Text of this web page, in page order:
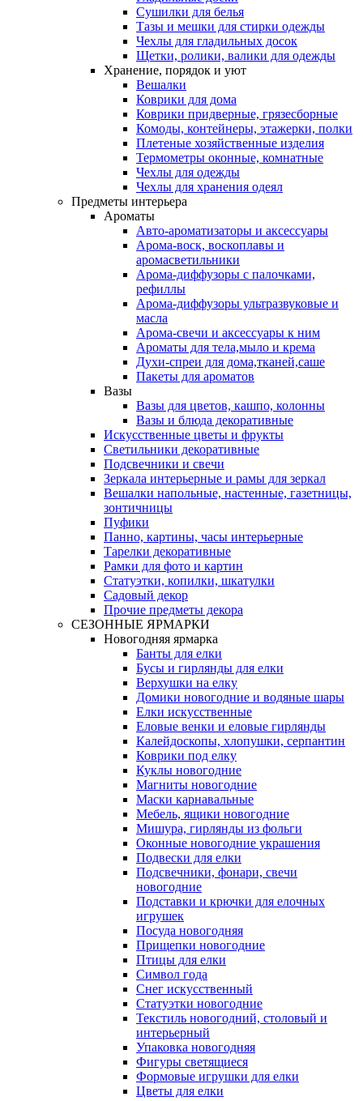
Сушилки для белья
Тазы и мешки для стирки одежды
Чехлы для гладильных досок
Щетки, ролики, валики для одежды
Хранение, порядок и уют
Вешалки
Коврики для дома
Коврики придверные, грязесборные
Комоды, контейнеры, этажерки, полки
Плетеные хозяйственные изделия
Термометры оконные, комнатные
Чехлы для одежды
Чехлы для хранения одеял
Предметы интерьера
Ароматы
Авто-ароматизаторы и аксессуары
Арома-воск, воскоплавы и
аромасветильники
Арома-диффузоры с палочками,
рефиллы
Арома-диффузоры ультразвуковые и
масла
Арома-свечи и аксессуары к ним
Ароматы для тела,мыло и крема
Духи-спреи для дома,тканей,саше
Пакеты для ароматов
Вазы
Вазы для цветов, кашпо, колонны
Вазы и блюда декоративные
Искусственные цветы и фрукты
Светильники декоративные
Подсвечники и свечи
Зеркала интерьерные и рамы для зеркал
Вешалки напольные, настенные, газетницы,
зонтичницы
Пуфики
Панно, картины, часы интерьерные
Тарелки декоративные
Рамки для фото и картин
Статуэтки, копилки, шкатулки
Садовый декор
Прочие предметы декора
СЕЗОННЫЕ ЯРМАРКИ
Новогодняя ярмарка
Банты для елки
Бусы и гирлянды для елки
Верхушки на елку
Домики новогодние и водяные шары
Елки искусственные
Еловые венки и еловые гирлянды
Калейдоскопы, хлопушки, серпантин
Коврики под елку
Куклы новогодние
Магниты новогодние
Маски карнавальные
Мебель, ящики новогодние
Мишура, гирлянды из фольги
Оконные новогодние украшения
Подвески для елки
Подсвечники, фонари, свечи
новогодние
Подставки и крючки для елочных
игрушек
Посуда новогодняя
Прищепки новогодние
Птицы для елки
Символ года
Снег искусственный
Статуэтки новогодние
Текстиль новогодний, столовый и
интерьерный
Упаковка новогодняя
Фигуры светящиеся
Формовые игрушки для елки
Цветы для елки